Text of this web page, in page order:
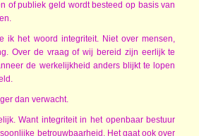
of publiek geld wordt besteed op basis van
ik het woord integriteit. Niet over mensen,
Over de vraag of wij bereid zijn eerlijk te
de werkelijkheid anders blijkt te lopen
dan verwacht.
Want integriteit in het openbaar bestuur
betrouwbaarheid. Het gaat ook over